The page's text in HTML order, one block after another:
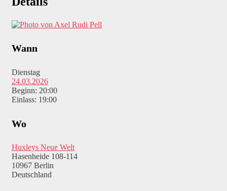
Wann
Dienstag
24.03.2026
Beginn: 20:00
Einlass: 19:00
Wo
Huxleys Neue Welt
Hasenheide 108-114
10967 Berlin
Deutschland